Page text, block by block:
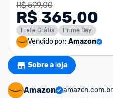
R$ 599,00
R$ 365,00
Frete Grátis Prime Day
Vendido por: Amazon
Sobre a loja
Amazon
amazon.com.br